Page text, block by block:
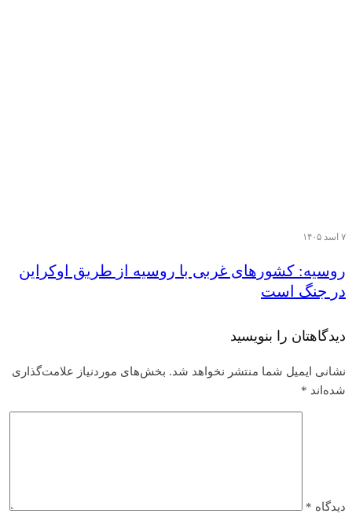
۷ اسد ۱۴۰۵
روسیه: کشورهای غربی با روسیه از طریق اوکراین
در جنگ است
دیدگاهتان را بنویسید
نشانی ایمیل شما منتشر نخواهد شد. بخش‌های موردنیاز علامت‌گذاری
شده‌اند *
دیدگاه *